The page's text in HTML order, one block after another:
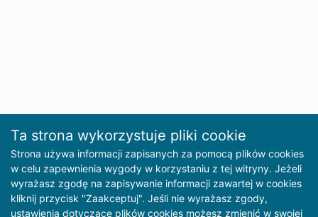
Ta strona wykorzystuje pliki cookie
Strona używa informacji zapisanych za pomocą plików cookies
w celu zapewnienia wygody w korzystaniu z tej witryny. Jeżeli
wyrażasz zgodę na zapisywanie informacji zawartej w cookies
kliknij przycisk "Zaakceptuj". Jeśli nie wyrażasz zgody,
ustawienia dotyczące plików cookies możesz zmienić w swojej